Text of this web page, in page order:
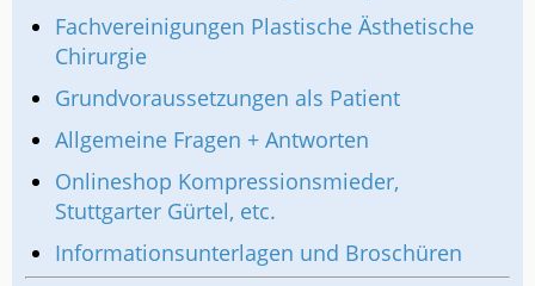
Fachvereinigungen Plastische Ästhetische
Chirurgie
Grundvoraussetzungen als Patient
Allgemeine Fragen + Antworten
Onlineshop Kompressionsmieder,
Stuttgarter Gürtel, etc.
Informationsunterlagen und Broschüren